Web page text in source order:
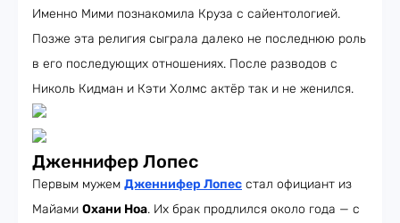
Именно Мими познакомила Круза с сайентологией.
Позже эта религия сыграла далеко не последнюю роль
в его последующих отношениях. После разводов с
Николь Кидман и Кэти Холмс актёр так и не женился.
Дженнифер Лопес
Первым мужем Дженнифер Лопес стал официант из
Майами Охани Ноа. Их брак продлился около года — с